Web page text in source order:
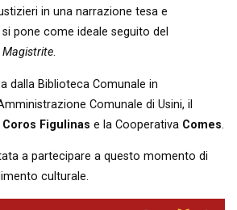
in una narrazione tesa e
si pone come ideale seguito del
Magistrite.
dalla Biblioteca Comunale in
Comunale di Usini, il
Coros Figulinas e la Cooperativa Comes.
a partecipare a questo momento di
culturale.